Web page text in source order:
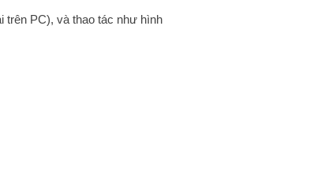
trên PC), và thao tác như hình